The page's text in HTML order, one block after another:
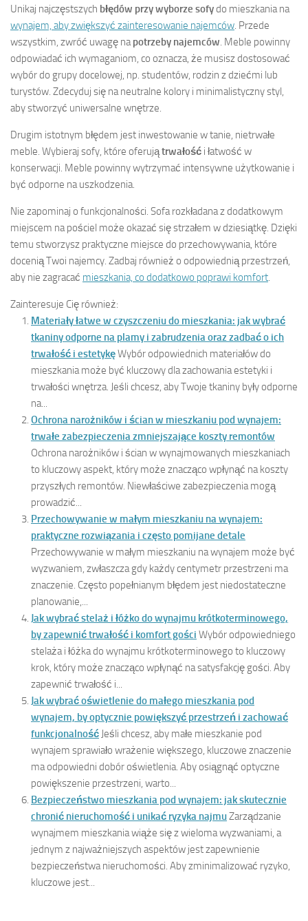
Unikaj najczęstszych błędów przy wyborze sofydo mieszkania na
wynajem, aby zwiększyć zainteresowanie najemców . Przede
wszystkim, zwróć uwagę na potrzeby najemców . Meble powinny
odpowiadać ich wymaganiom, co oznacza, że musisz dostosować
wybór do grupy docelowej, np. studentów, rodzin z dziećmi lub
turystów. Zdecyduj się na neutralne kolory i minimalistyczny styl,
aby stworzyć uniwersalne wnętrze.
Drugim istotnym błędem jest inwestowanie w tanie, nietrwałe
meble. Wybieraj sofy, które oferujątrwałość i łatwość w
konserwacji. Meble powinny wytrzymać intensywne użytkowanie i
być odporne na uszkodzenia.
Nie zapominaj o funkcjonalności. Sofa rozkładana z dodatkowym
miejscem na pościel może okazać się strzałem w dziesiątkę. Dzięki
temu stworzysz praktyczne miejsce do przechowywania, które
docenią Twoi najemcy. Zadbaj również o odpowiednią przestrzeń,
aby nie zagracać mieszkania, co dodatkowo poprawi komfort
Zainteresuje Cię również:
Materiały łatwe w czyszczeniu do mieszkania: jak wybrać
tkaniny odporne na plamy i zabrudzenia oraz zadbać o ich
trwałość i estetykęWybór odpowiednich materiałów do
mieszkania może być kluczowy dla zachowania estetyki i
trwałości wnętrza. Jeśli chcesz, aby Twoje tkaniny były odporne
na...
Ochrona narożników i ścian w mieszkaniu pod wynajem:
trwałe zabezpieczenia zmniejszające koszty remontów
Ochrona narożników i ścian w wynajmowanych mieszkaniach
to kluczowy aspekt, który może znacząco wpłynąć na koszty
przyszłych remontów. Niewłaściwe zabezpieczenia mogą
prowadzić...
Przechowywanie w małym mieszkaniu na wynajem:
praktyczne rozwiązania i często pomijane detale
Przechowywanie w małym mieszkaniu na wynajem może być
wyzwaniem, zwłaszcza gdy każdy centymetr przestrzeni ma
znaczenie. Często popełnianym błędem jest niedostateczne
planowanie,...
Jak wybrać stelaż i łóżko do wynajmu krótkoterminowego,
by zapewnić trwałość i komfort gości Wybór odpowiedniego
stelaża i łóżka do wynajmu krótkoterminowego to kluczowy
krok, który może znacząco wpłynąć na satysfakcję gości. Aby
zapewnić trwałość i...
Jak wybrać oświetlenie do małego mieszkania pod
wynajem, by optycznie powiększyć przestrzeń i zachować
funkcjonalność Jeśli chcesz, aby małe mieszkanie pod
wynajem sprawiało wrażenie większego, kluczowe znaczenie
ma odpowiedni dobór oświetlenia. Aby osiągnąć optyczne
powiększenie przestrzeni, warto...
Bezpieczeństwo mieszkania pod wynajem: jak skutecznie
chronić nieruchomość i unikać ryzyka najmuZarządzanie
wynajmem mieszkania wiąże się z wieloma wyzwaniami, a
jednym z najważniejszych aspektów jest zapewnienie
bezpieczeństwa nieruchomości. Aby zminimalizować ryzyko,
kluczowe jest...